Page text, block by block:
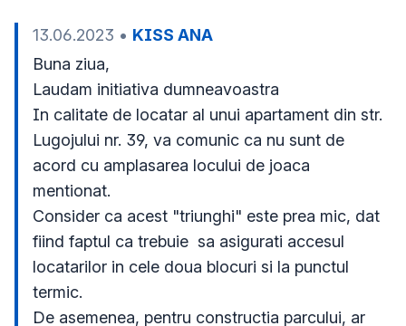
13.06.2023 • KISS ANA
Buna ziua,
Laudam initiativa dumneavoastra
In calitate de locatar al unui apartament din str.
Lugojului nr. 39, va comunic ca nu sunt de
acord cu amplasarea locului de joaca
mentionat.
Consider ca acest "triunghi" este prea mic, dat
fiind faptul ca trebuie  sa asigurati accesul
locatarilor in cele doua blocuri si la punctul
termic.
De asemenea, pentru constructia parcului, ar